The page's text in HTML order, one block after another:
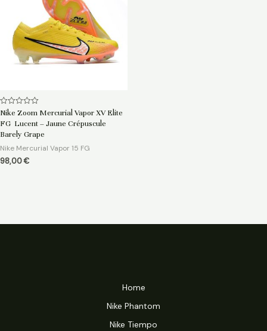
Note
sur
5
Nike Zoom Mercurial Vapor XV Elite
FG Lucent – Jaune Crépuscule
Barely Grape
Nike Mercurial Vapor 15 FG
98,00€
Home
Nike Phantom
Nike Tiempo